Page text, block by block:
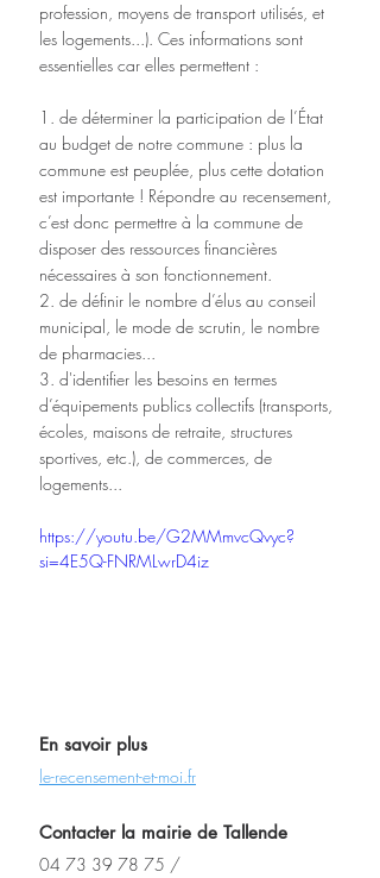
profession, moyens de transport utilisés, et
les logements...). Ces informations sont
essentielles car elles permettent :
1. de déterminer la participation de l’État
au budget de notre commune : plus la
commune est peuplée, plus cette dotation
est importante ! Répondre au recensement,
c’est donc permettre à la commune de
disposer des ressources financières
nécessaires à son fonctionnement.
2. de définir le nombre d’élus au conseil
municipal, le mode de scrutin, le nombre
de pharmacies...
3. d'identifier les besoins en termes
d’équipements publics collectifs (transports,
écoles, maisons de retraite, structures
sportives, etc.), de commerces, de
logements...
https://youtu.be/G2MMmvcQvyc?
si=4E5Q-FNRMLwrD4iz
En savoir plus
le-recensement-et-moi.fr
Contacter la mairie de Tallende
04 73 39 78 75 /